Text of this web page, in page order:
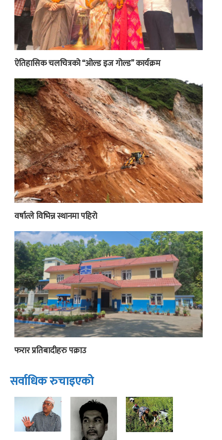
ऐतिहासिक चलचित्रको “ओल्ड इज गोल्ड” कार्यक्रम
वर्षात्ले विभिन्न स्थानमा पहिरो
फरार प्रतिबादीहरु पक्राउ
सर्वाधिक रुचाइएको